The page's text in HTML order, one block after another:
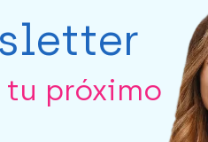
tu próximo